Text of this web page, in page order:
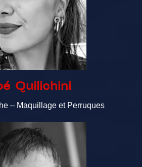
Quilichini
– Maquillage et Perruques